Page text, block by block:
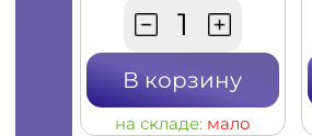
В корзину
на складе: мало